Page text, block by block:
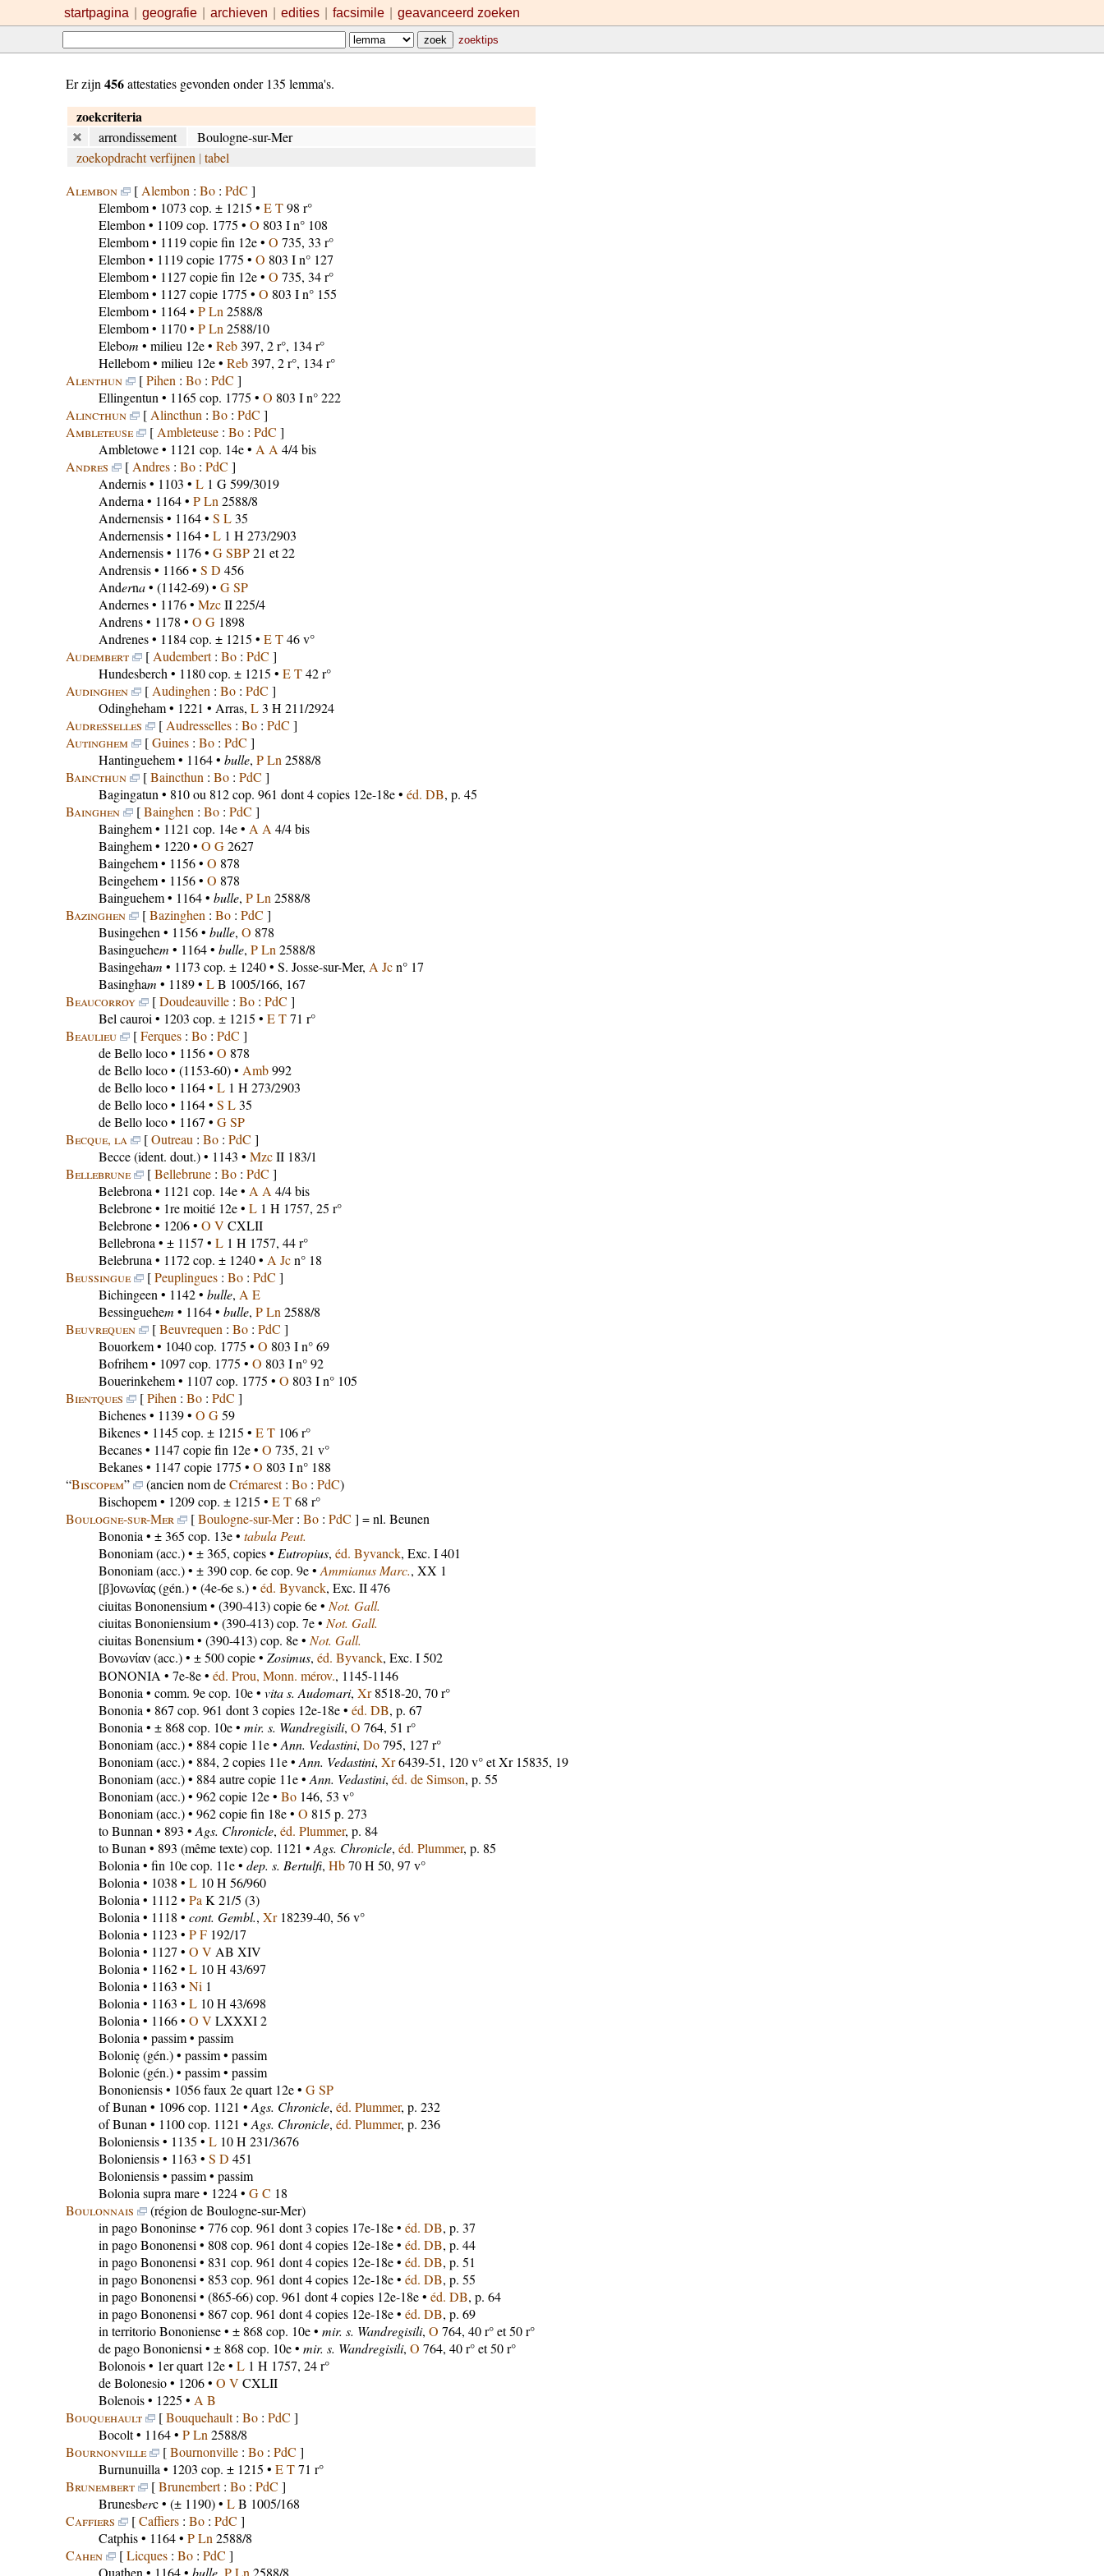
startpagina geografie archieven edities facsimile geavanceerd zoeken
zoektips
Er zijn 456attestaties gevonden onder 135 lemma's.
zoekcriteria
arrondissement
Boulogne-sur-Mer
zoekopdracht verfijnen | tabel
Alembon
[ Alembon : Bo: PdC ]
Elembom• 1073 cop. ± 1215 • E T98 r°
Elembon • 1109 cop. 1775 • O 803 I n° 108
Elembom• 1119 copie fin 12e • O 735, 33 r°
Elembon • 1119 copie 1775 • O 803 I n° 127
Elembom• 1127 copie fin 12e • O 735, 34 r°
Elembom• 1127 copie 1775 • O 803 I n° 155
Elembom• 1164 • P Ln 2588/8
Elembom• 1170 • P Ln 2588/10
Elebom • milieu 12e • Reb397, 2 r°, 134 r°
Hellebom• milieu 12e • Reb397, 2 r°, 134 r°
Alenthun
[Pihen : Bo: PdC ]
Ellingentun • 1165 cop. 1775 • O 803 I n° 222
Alincthun
[ Alincthun : Bo: PdC ]
Ambleteuse
[ Ambleteuse: Bo: PdC ]
Ambletowe• 1121 cop. 14e • A A 4/4 bis
Andres
[ Andres: Bo: PdC ]
Andernis• 1103 • L1 G 599/3019
Anderna • 1164 • P Ln 2588/8
Andernensis• 1164 • S L35
Andernensis• 1164 • L1 H 273/2903
Andernensis• 1176 • G SBP21 et 22
Andrensis• 1166 • S D 456
Anderna• (1142-69) • G SP
Andernes• 1176 • MzcII 225/4
Andrens• 1178 • O G1898
Andrenes• 1184 cop. ± 1215 • E T46 v°
Audembert
[ Audembert: Bo: PdC ]
Hundesberch • 1180 cop. ± 1215 • E T42 r°
Audinghen
[ Audinghen : Bo: PdC ]
Odingheham• 1221 • Arras, L3 H 211/2924
Audresselles
[ Audresselles: Bo: PdC ]
Autinghem
[Guines: Bo: PdC ]
Hantinguehem• 1164 • bulle, P Ln 2588/8
Baincthun
[Baincthun : Bo: PdC ]
Bagingatun • 810 ou 812 cop. 961 dont 4 copies 12e-18e • éd. DB, p. 45
Bainghen
[Bainghen : Bo: PdC ]
Bainghem• 1121 cop. 14e • A A 4/4 bis
Bainghem• 1220 • O G2627
Baingehem• 1156 • O 878
Beingehem• 1156 • O 878
Bainguehem• 1164 • bulle, P Ln 2588/8
Bazinghen
[Bazinghen : Bo: PdC ]
Busingehen • 1156 • bulle, O 878
Basinguehem • 1164 • bulle, P Ln 2588/8
Basingeham • 1173 cop. ± 1240 • S. Josse-sur-Mer, A Jcn° 17
Basingham • 1189 • LB 1005/166, 167
Beaucorroy
[Doudeauville: Bo: PdC ]
Bel cauroi • 1203 cop. ± 1215 • E T71 r°
Beaulieu
[Ferques: Bo: PdC ]
de Bello loco• 1156 • O 878
de Bello loco• (1153-60) • Amb992
de Bello loco• 1164 • L1 H 273/2903
de Bello loco• 1164 • S L35
de Bello loco• 1167 • G SP
Becque, la
[Outreau : Bo: PdC ]
Becce(ident. dout.) • 1143 • MzcII 183/1
Bellebrune
[Bellebrune: Bo: PdC ]
Belebrona • 1121 cop. 14e • A A 4/4 bis
Belebrone• 1re moitié 12e • L1 H 1757, 25 r°
Belebrone• 1206 • O V CXLII
Bellebrona • ± 1157 • L1 H 1757, 44 r°
Belebruna • 1172 cop. ± 1240 • A Jcn° 18
Beussingue
[Peuplingues: Bo: PdC ]
Bichingeen • 1142 • bulle, A E
Bessinguehem • 1164 • bulle, P Ln 2588/8
Beuvrequen
[Beuvrequen : Bo: PdC ]
Bouorkem• 1040 cop. 1775 • O 803 I n° 69
Bofrihem• 1097 cop. 1775 • O 803 I n° 92
Bouerinkehem• 1107 cop. 1775 • O 803 I n° 105
Bientques
[Pihen : Bo: PdC ]
Bichenes• 1139 • O G59
Bikenes• 1145 cop. ± 1215 • E T106 r°
Becanes• 1147 copie fin 12e • O 735, 21 v°
Bekanes• 1147 copie 1775 • O 803 I n° 188
“Biscopem” (ancien nom deCrémarest: Bo: PdC)
Bischopem• 1209 cop. ± 1215 • E T68 r°
Boulogne-sur-Mer
[Boulogne-sur-Mer: Bo: PdC ] = nl. Beunen
Bononia • ± 365 cop. 13e • tabula Peut.
Bononiam(acc.) • ± 365, copies • Eutropius, éd. Byvanck, Exc. I 401
Bononiam(acc.) • ± 390 cop. 6e cop. 9e • Ammianus Marc., XX 1
[β]ονωνίας(gén.) • (4e-6e s.) • éd. Byvanck, Exc. II 476
ciuitas Bononensium• (390-413) copie 6e • Not. Gall.
ciuitas Bononiensium• (390-413) cop. 7e • Not. Gall.
ciuitas Bonensium• (390-413) cop. 8e • Not. Gall.
Βονωνίαν(acc.) • ± 500 copie • Zosimus, éd. Byvanck, Exc. I 502
BONONIA • 7e-8e • éd. Prou, Monn. mérov., 1145-1146
Bononia • comm. 9e cop. 10e • vita s. Audomari, Xr8518-20, 70 r°
Bononia • 867 cop. 961 dont 3 copies 12e-18e • éd. DB, p. 67
Bononia • ± 868 cop. 10e • mir. s. Wandregisili, O 764, 51 r°
Bononiam(acc.) • 884 copie 11e • Ann. Vedastini, Do795, 127 r°
Bononiam(acc.) • 884, 2 copies 11e • Ann. Vedastini, Xr6439-51, 120 v° et Xr 15835, 19
Bononiam(acc.) • 884 autre copie 11e • Ann. Vedastini, éd. de Simson, p. 55
Bononiam(acc.) • 962 copie 12e • Bo146, 53 v°
Bononiam(acc.) • 962 copie fin 18e • O 815 p. 273
to Bunnan • 893 • Ags. Chronicle, éd. Plummer, p. 84
to Bunan • 893 (même texte) cop. 1121 • Ags. Chronicle, éd. Plummer, p. 85
Bolonia • fin 10e cop. 11e • dep. s. Bertulfi, Hb70 H 50, 97 v°
Bolonia • 1038 • L10 H 56/960
Bolonia • 1112 • Pa K 21/5 (3)
Bolonia • 1118 • cont. Gembl., Xr18239-40, 56 v°
Bolonia • 1123 • P F192/17
Bolonia • 1127 • O V AB XIV
Bolonia • 1162 • L10 H 43/697
Bolonia • 1163 • Ni 1
Bolonia • 1163 • L10 H 43/698
Bolonia • 1166 • O V LXXXI 2
Bolonia • passim • passim
Bolonię(gén.) • passim • passim
Bolonie(gén.) • passim • passim
Bononiensis• 1056 faux 2e quart 12e • G SP
of Bunan • 1096 cop. 1121 • Ags. Chronicle, éd. Plummer, p. 232
of Bunan • 1100 cop. 1121 • Ags. Chronicle, éd. Plummer, p. 236
Boloniensis• 1135 • L10 H 231/3676
Boloniensis• 1163 • S D 451
Boloniensis• passim • passim
Bolonia supra mare• 1224 • G C 18
Boulonnais
(région de Boulogne-sur-Mer)
in pago Bononinse• 776 cop. 961 dont 3 copies 17e-18e • éd. DB, p. 37
in pago Bononensi • 808 cop. 961 dont 4 copies 12e-18e • éd. DB, p. 44
in pago Bononensi • 831 cop. 961 dont 4 copies 12e-18e • éd. DB, p. 51
in pago Bononensi • 853 cop. 961 dont 4 copies 12e-18e • éd. DB, p. 55
in pago Bononensi • (865-66) cop. 961 dont 4 copies 12e-18e • éd. DB, p. 64
in pago Bononensi • 867 cop. 961 dont 4 copies 12e-18e • éd. DB, p. 69
in territorio Bononiense• ± 868 cop. 10e • mir. s. Wandregisili, O 764, 40 r° et 50 r°
de pago Bononiensi • ± 868 cop. 10e • mir. s. Wandregisili, O 764, 40 r° et 50 r°
Bolonois• 1er quart 12e • L1 H 1757, 24 r°
de Bolonesio• 1206 • O V CXLII
Bolenois• 1225 • A B
Bouquehault
[Bouquehault: Bo: PdC ]
Bocolt• 1164 • P Ln 2588/8
Bournonville
[Bournonville: Bo: PdC ]
Burnunuilla • 1203 cop. ± 1215 • E T71 r°
Brunembert
[Brunembert: Bo: PdC ]
Brunesberc• (± 1190) • LB 1005/168
Caffiers
[Caffiers: Bo: PdC ]
Catphis• 1164 • P Ln 2588/8
Cahen
[Licques: Bo: PdC ]
Quathen • 1164 • bulle, P Ln 2588/8